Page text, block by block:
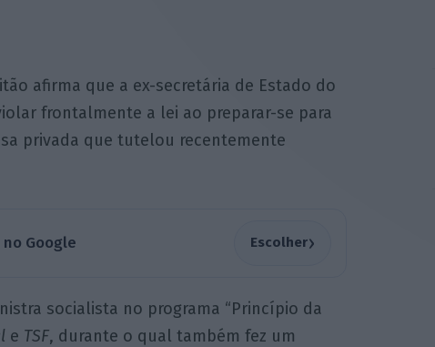
afirma que a ex-secretária de Estado do
frontalmente a lei ao preparar-se para
privada que tutelou recentemente
Google Escolher›
socialista no programa “Princípio da
e TSF, durante o qual também fez um